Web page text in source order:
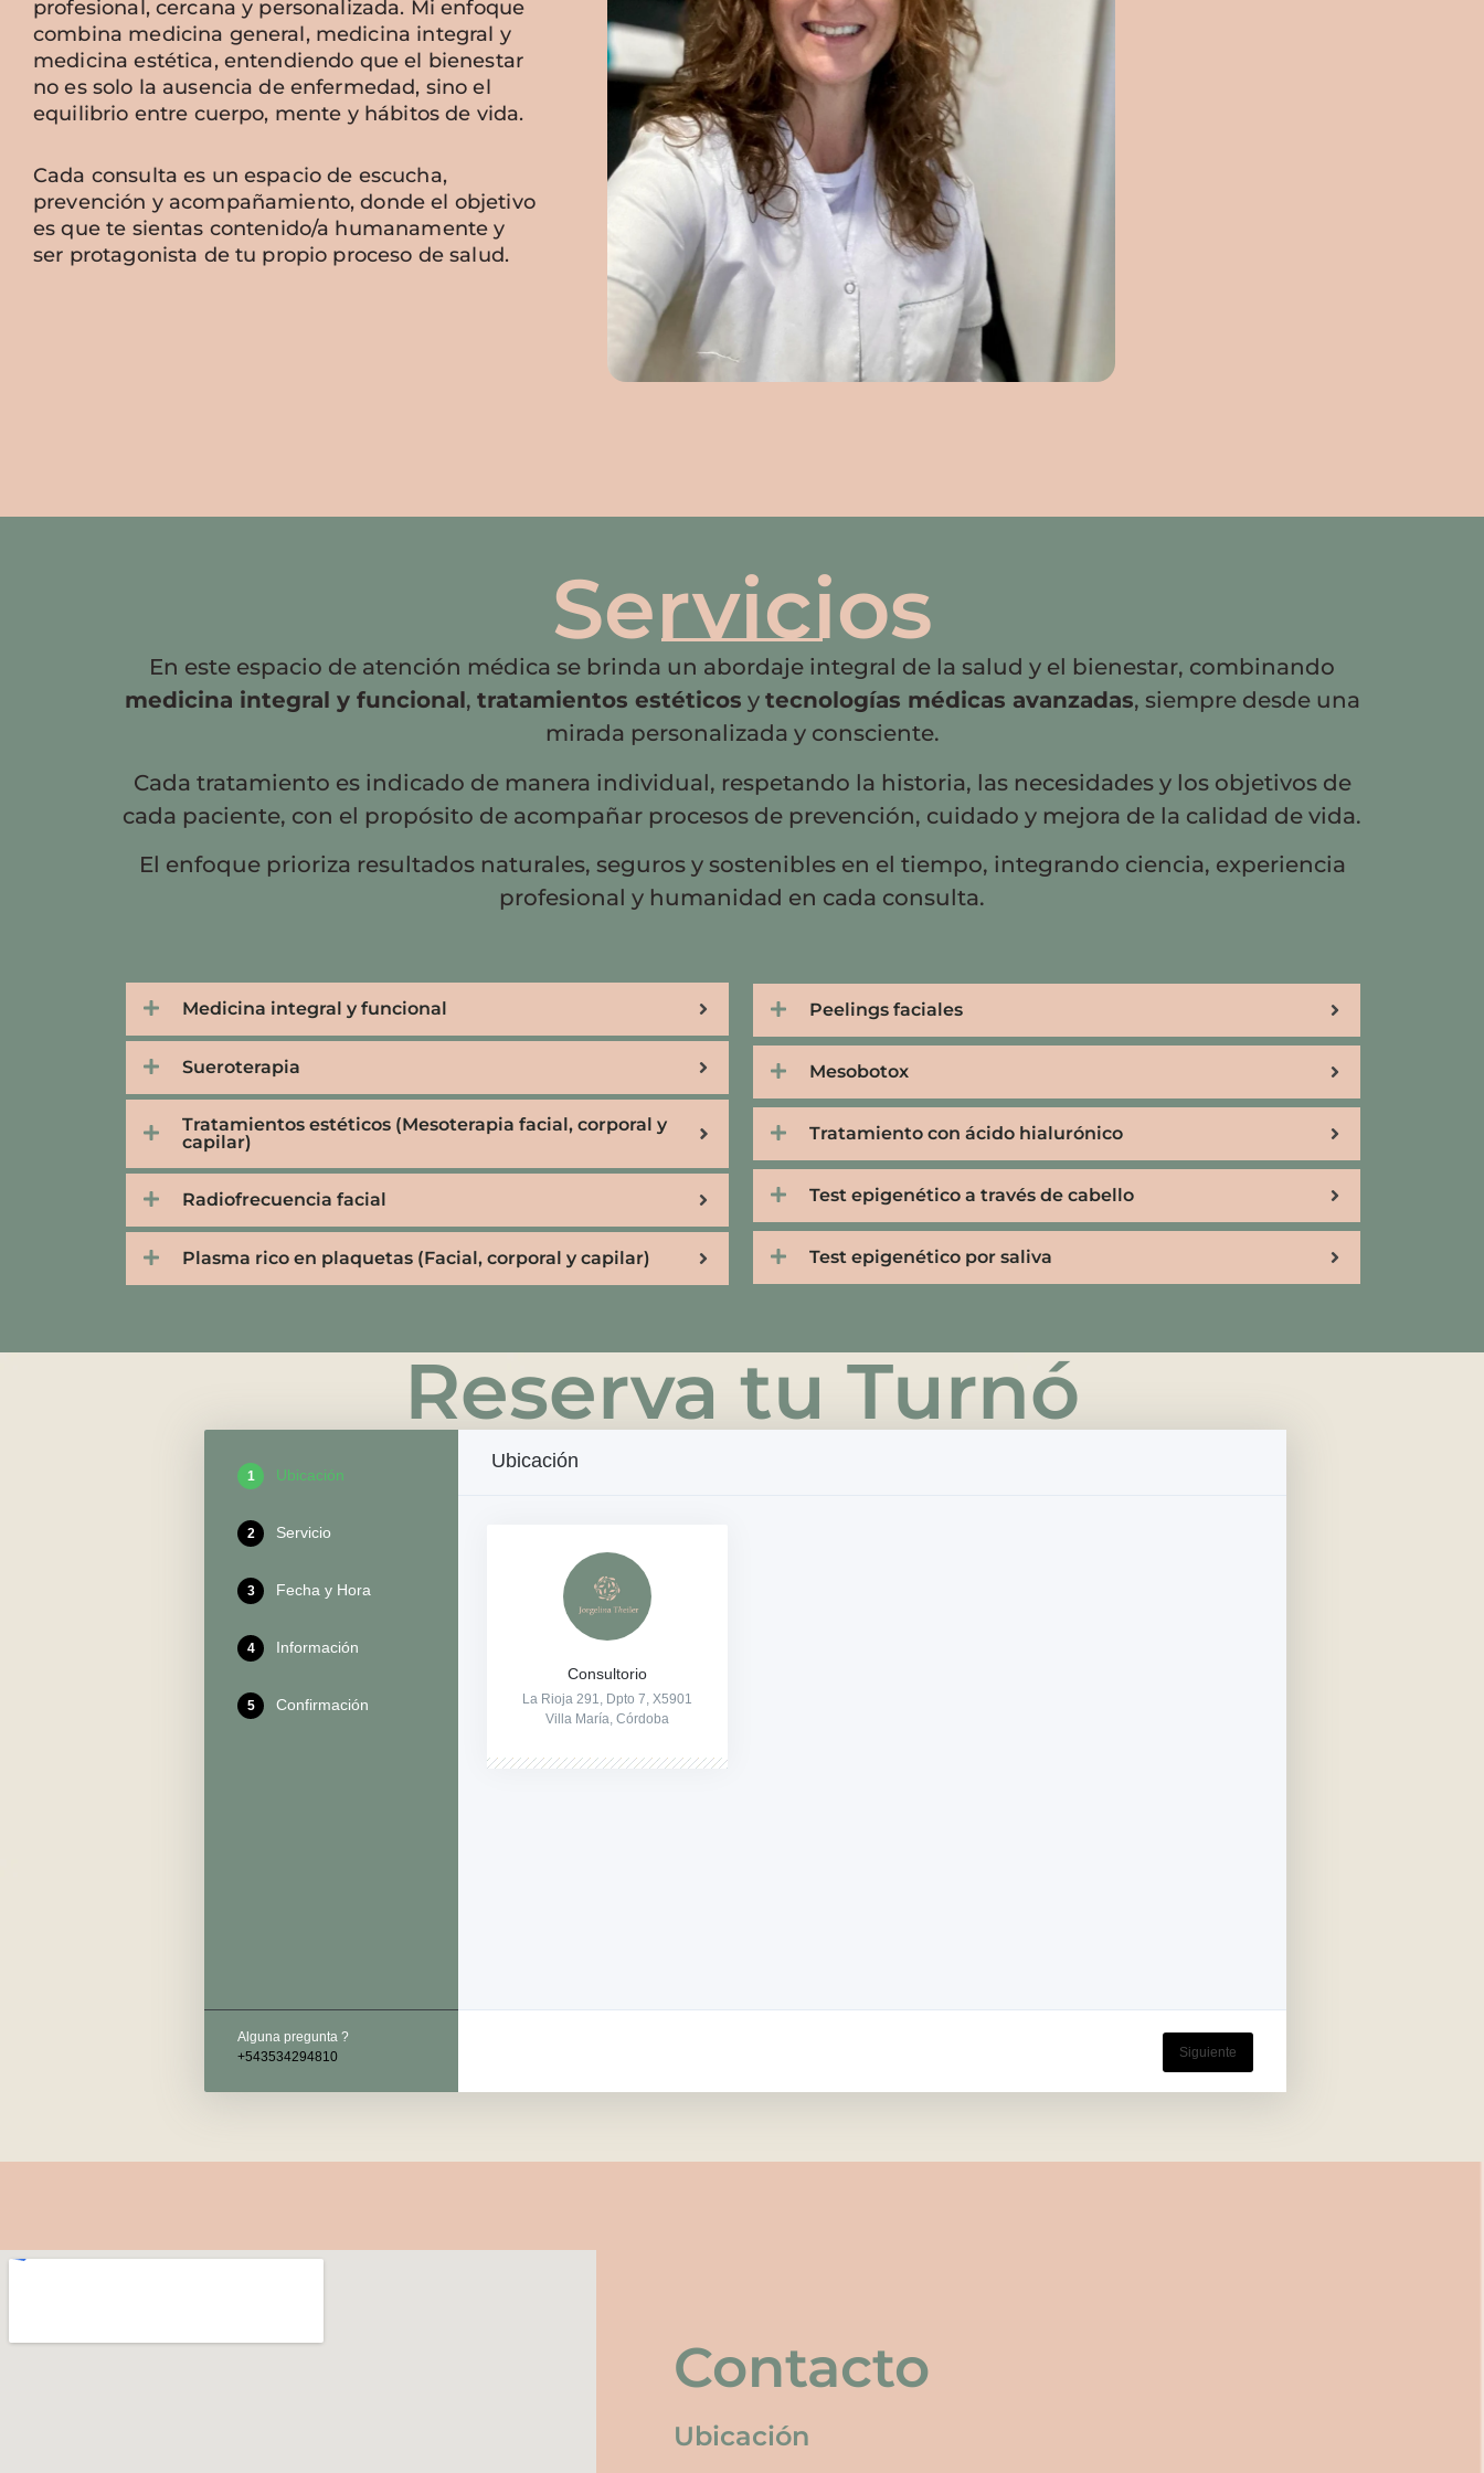
profesional, cercana y personalizada. Mi enfoque
combina medicina general, medicina integral y
medicina estética, entendiendo que el bienestar
no es solo la ausencia de enfermedad, sino el
equilibrio entre cuerpo, mente y hábitos de vida.
Cada consulta es un espacio de escucha,
prevención y acompañamiento, donde el objetivo
es que te sientas contenido/a humanamente y
ser protagonista de tu propio proceso de salud.
Servicios
En este espacio de atención médica se brinda un abordaje integral de la salud y el bienestar, combinando
medicina integral y funcional , tratamientos estéticos y tecnologías médicas avanzadas, siempre desde una
mirada personalizada y consciente.
Cada tratamiento es indicado de manera individual, respetando la historia, las necesidades y los objetivos de
cada paciente, con el propósito de acompañar procesos de prevención, cuidado y mejora de la calidad de vida.
El enfoque prioriza resultados naturales, seguros y sostenibles en el tiempo, integrando ciencia, experiencia
profesional y humanidad en cada consulta.
Medicina integral y funcional
Sueroterapia
Tratamientos estéticos (Mesoterapia facial, corporal y
capilar)
Radiofrecuencia facial
Plasma rico en plaquetas (Facial, corporal y capilar)
Peelings faciales
Mesobotox
Tratamiento con ácido hialurónico
Test epigenético a través de cabello
Test epigenético por saliva
Reserva tu Turnó
1 Ubicación
2 Servicio
3 Fecha y Hora
4 Información
5 Confirmación
Alguna pregunta ?
+543534294810
Ubicación
Consultorio
La Rioja 291, Dpto 7, X5901
Villa María, Córdoba
Siguiente
Contacto
Ubicación